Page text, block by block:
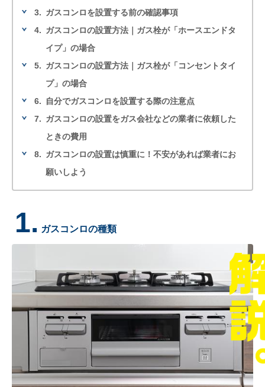
3. ガスコンロを設置する前の確認事項
4. ガスコンロの設置方法｜ガス栓が「ホースエンドタ
イプ」の場合
5. ガスコンロの設置方法｜ガス栓が「コンセントタイ
プ」の場合
6.
自分でガスコンロを設置する際の注意点
7. ガスコンロの設置をガス会社などの業者に依頼した
ときの費用
8. ガスコンロの設置は慎重に！不安があれば業者にお
願いしよう
1. ガスコンロの種類